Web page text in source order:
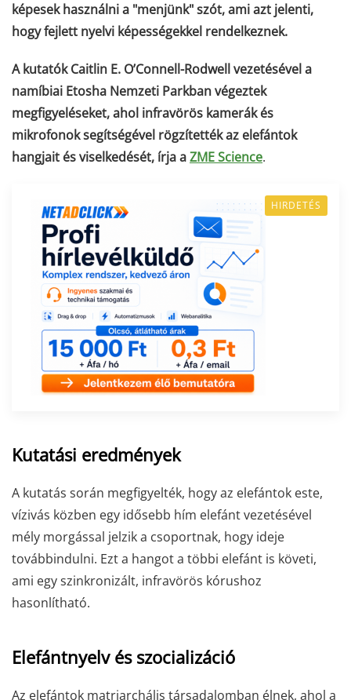
képesek használni a "menjünk" szót, ami azt jelenti,
hogy fejlett nyelvi képességekkel rendelkeznek.
A kutatók Caitlin E. O’Connell-Rodwell vezetésével a
namíbiai Etosha Nemzeti Parkban végeztek
megfigyeléseket, ahol infravörös kamerák és
mikrofonok segítségével rögzítették az elefántok
hangjait és viselkedését, írjaaZME Science.
HIRDETÉS
Kutatási eredmények
A kutatás során megfigyelték, hogy az elefántok este,
vízivás közben egy idősebb hím elefánt vezetésével
mély morgással jelzik a csoportnak, hogy ideje
továbbindulni. Ezt a hangot a többi elefánt is követi,
ami egy szinkronizált, infravörös kórushoz
hasonlítható.
Elefántnyelv és szocializáció
Az elefántok matriarchális társadalomban élnek, ahol a